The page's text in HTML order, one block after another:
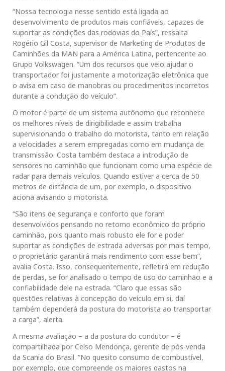
“Nossa tecnologia nesse sentido está ligada ao
desenvolvimento de produtos mais confiáveis, capazes de
suportar as condições das rodovias do País”, ressalta
Rogério Gil Costa, supervisor de Marketing de Produtos de
Caminhões da MAN para a América Latina, pertencente ao
Grupo Volkswagen. “Um dos recursos que veio ajudar o
transportador foi justamente a motorização eletrônica que
o avisa em caso de manobras ou procedimentos incorretos
durante a condução do veículo”.
O motor é parte de um sistema autônomo que reconhece
os melhores níveis de dirigibilidade e assim trabalha
supervisionando o trabalho do motorista, tanto em relação
a velocidades a serem empregadas como em mudança de
transmissão. Costa também destaca a introdução de
sensores no caminhão que funcionam como uma espécie de
radar para demais veículos. Quando estiver a cerca de 50
metros de distância de um, por exemplo, o dispositivo
aciona avisando o motorista.
“São itens de segurança e conforto que foram
desenvolvidos pensando no retorno econômico do próprio
caminhão, pois quanto mais robusto ele for e poder
suportar as condições de estrada adversas por mais tempo,
o proprietário garantirá mais rendimento com esse bem”,
avalia Costa. Isso, consequentemente, refletirá em redução
de perdas, se for analisado o tempo de uso do caminhão e a
confiabilidade dele na estrada. “Claro que essas são
questões relativas à concepção do veículo em si, daí
também dependerá da postura do motorista ao transportar
a carga”, alerta.
A mesma avaliação – a da postura do condutor – é
compartilhada por Celso Mendonça, gerente de pós-venda
da Scania do Brasil. “No quesito consumo de combustível,
por exemplo, que compreende os maiores gastos na